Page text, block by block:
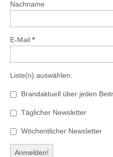
Nachname
E-Mail *
Liste(n) auswählen:
Brandaktuell über jeden
Täglicher Newsletter
Wöchentlicher Newsletter